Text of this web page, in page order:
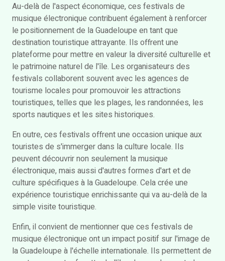
Au-delà de l'aspect économique, ces festivals de
musique électronique contribuent également à renforcer
le positionnement de la Guadeloupe en tant que
destination touristique attrayante. Ils offrent une
plateforme pour mettre en valeur la diversité culturelle et
le patrimoine naturel de l'île. Les organisateurs des
festivals collaborent souvent avec les agences de
tourisme locales pour promouvoir les attractions
touristiques, telles que les plages, les randonnées, les
sports nautiques et les sites historiques.
En outre, ces festivals offrent une occasion unique aux
touristes de s'immerger dans la culture locale. Ils
peuvent découvrir non seulement la musique
électronique, mais aussi d'autres formes d'art et de
culture spécifiques à la Guadeloupe. Cela crée une
expérience touristique enrichissante qui va au-delà de la
simple visite touristique.
Enfin, il convient de mentionner que ces festivals de
musique électronique ont un impact positif sur l'image de
la Guadeloupe à l'échelle internationale. Ils permettent de